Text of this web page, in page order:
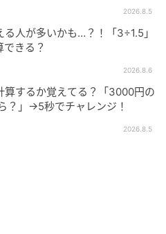
て独立。現在はプロの家庭
の難関私立中学や高校の
活動を行っている。たくさ
な問題を作成し、どんな
答・解説の作成を志してい
2026.8.5
る人が多いかも…？！「3÷1.5」
きる？
2026.8.6
算するか覚えてる？「3000円の
？」→5秒でチャレンジ！
2026.8.5